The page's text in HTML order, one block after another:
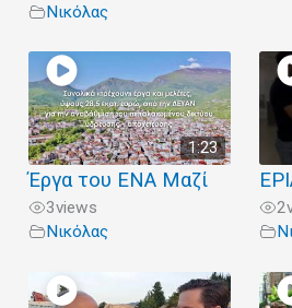
Νικόλας
1:23
Έργα του ΕΝΑ Μαζί
3views
Νικόλας
2